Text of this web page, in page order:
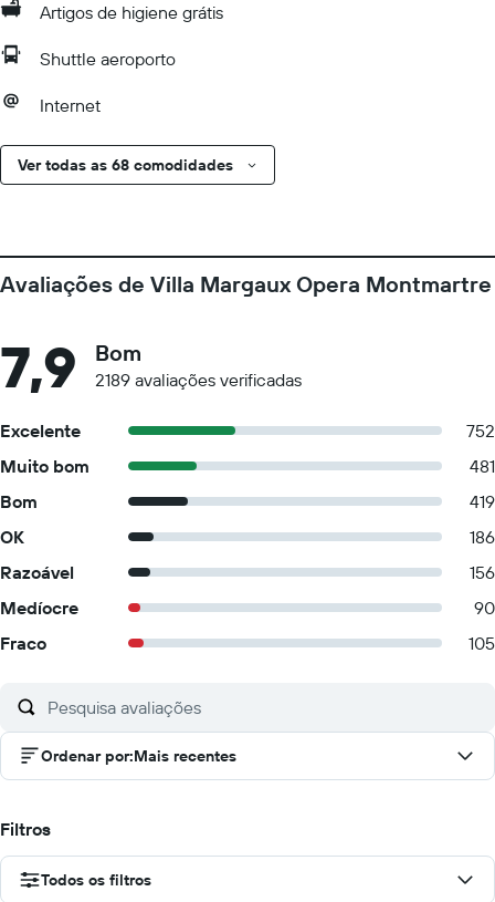
Artigos de higiene grátis
Shuttle aeroporto
Internet
Ver todas as 68 comodidades
Avaliações de Villa Margaux Opera Montmartre
7,9 Bom
2189 avaliações verificadas
Excelente
752
Muito bom
481
Bom
419
OK
186
Razoável
156
Medíocre
90
Fraco
105
Ordenar por:Mais recentes
Filtros
Todos os filtros